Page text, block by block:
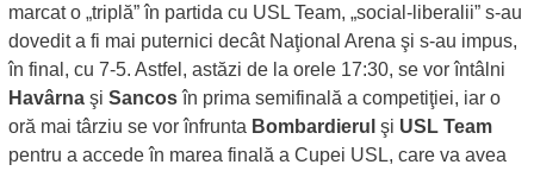
marcat o „triplă” în partida cu USL Team, „social-liberalii” s-au
dovedit a fi mai puternici decât Naţional Arena şi s-au impus,
în final, cu 7-5. Astfel, astăzi de la orele 17:30, se vor întâlni
Havârnaşi Sancosîn prima semifinală a competiţiei, iar o
oră mai târziu se vor înfrunta Bombardierul şi USL Team
pentru a accede în marea finală a Cupei USL, care va avea